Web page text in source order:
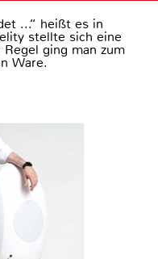
...“ heißt es in
stellte sich eine
ging man zum
Ware.